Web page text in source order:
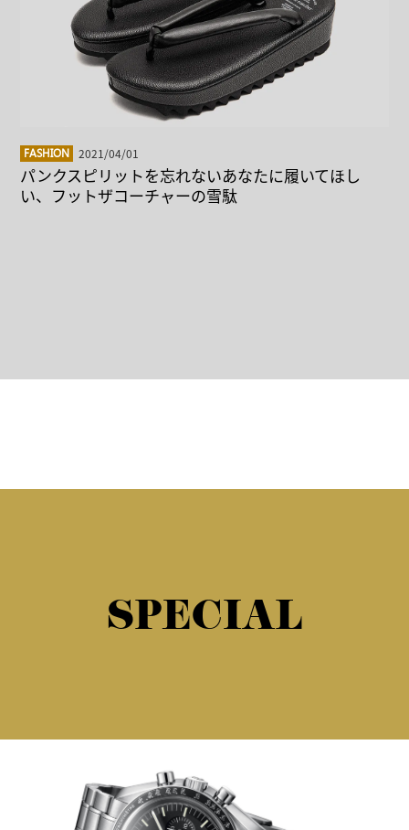
FASHION 2021/04/01
パンクスピリットを忘れないあなたに履いてほし
い、フットザコーチャーの雪駄
SPECIAL